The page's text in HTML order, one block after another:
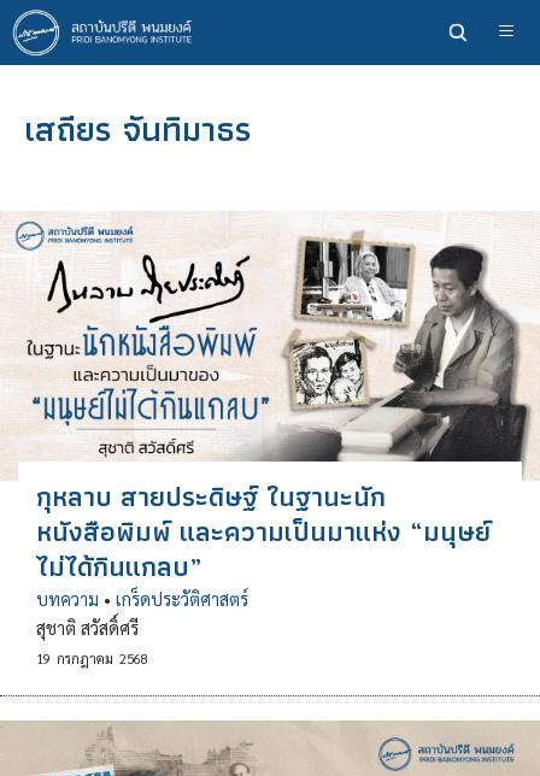
ข้าม
ไป
ยัง
หลักเสถียร จันทิมาธร
กุหลาบ สายประดิษฐ์ ในฐานะนัก
หนังสือพิมพ์ และความเป็นมาแห่ง “มนุษย์
ไม่ได้กินแกลบ”
บทความ • เกร็ดประวัติศาสตร์
สุชาติ สวัสดิ์ศรี
19 กรกฎาคม 2568